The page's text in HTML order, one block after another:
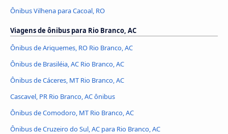
Ônibus Vilhena para Cacoal, RO
Viagens de ônibus para Rio Branco, AC
Ônibus de Ariquemes, RO Rio Branco, AC
Ônibus de Brasiléia, AC Rio Branco, AC
Ônibus de Cáceres, MT Rio Branco, AC
Cascavel, PR Rio Branco, AC ônibus
Ônibus de Comodoro, MT Rio Branco, AC
Ônibus de Cruzeiro do Sul, AC para Rio Branco, AC